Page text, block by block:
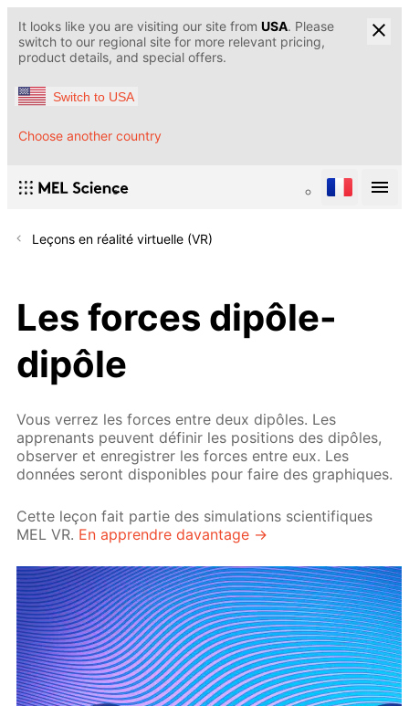
It looks like you are visiting our site from USA. Please
switch to our regional site for more relevant pricing,
product details, and special offers.
Switch to USA
Choose another country
Leçons en réalité virtuelle (VR)
Les forces dipôle-
dipôle
Vous verrez les forces entre deux dipôles. Les
apprenants peuvent définir les positions des dipôles,
observer et enregistrer les forces entre eux. Les
données seront disponibles pour faire des graphiques.
Cette leçon fait partie des simulations scientifiques
MEL VR. En apprendre davantage →